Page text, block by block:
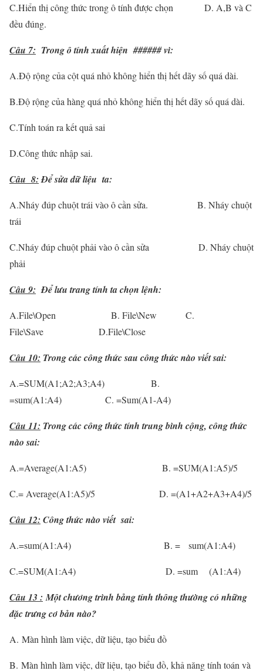
C.Hiển thị công thức trong ô tính được chọn D. A,B và C
đều đúng.
Câu 7: Trong ô tính xuất hiện ###### vì:
A.Độ rộng của cột quá nhỏ không hiển thị hết dãy số quá dài.
B.Độ rộng của hàng quá nhỏ không hiển thị hết dãy số quá dài.
C.Tính toán ra kết quả sai
D.Công thức nhập sai.
Câu 8:Để sửa dữ liệu ta:
A.Nháy đúp chuột trái vào ô cần sửa. B. Nháy chuột
trái
C.Nháy đúp chuột phải vào ô cần sửa D. Nháy chuột
phải
Câu 9: Để lưu trang tính ta chọn lệnh:
A.File\Open B. File\New C.
File\Save D.File\Close
Câu 10: Trong các công thức sau công thức nào viết sai:
A.=SUM(A1;A2;A3;A4) B.
=sum(A1:A4) C. =Sum(A1-A4)
Câu 11: Trong các công thức tính trung bình cộng, công thức
nào sai:
A.=Average(A1:A5) B. =SUM(A1:A5)/5
C.= Average(A1:A5)/5 D. =(A1+A2+A3+A4)/5
Câu 12: Công thức nào viết sai:
A.=sum(A1:A4) B. = sum(A1:A4)
C.=SUM(A1:A4) D. =sum (A1:A4)
Câu 13 : Một chương trình bảng tính thông thường có những
đặc trưng cơ bản nào?
A. Màn hình làm việc, dữ liệu, tạo biểu đồ
B. Màn hình làm việc, dữ liệu, tạo biểu đồ, khả năng tính toán và